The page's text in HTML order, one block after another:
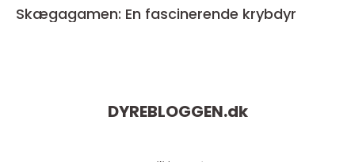
Skægagamen: En fascinerende krybdyr
DYREBLOGGEN.dk